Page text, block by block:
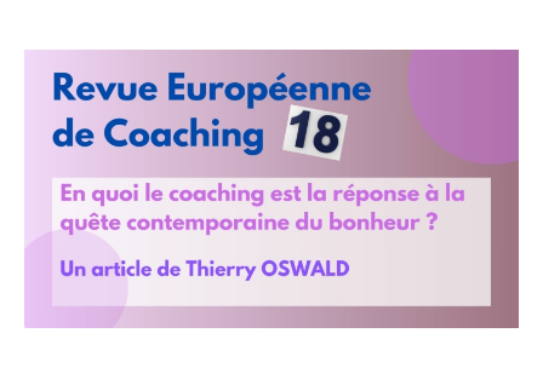
le
à
la